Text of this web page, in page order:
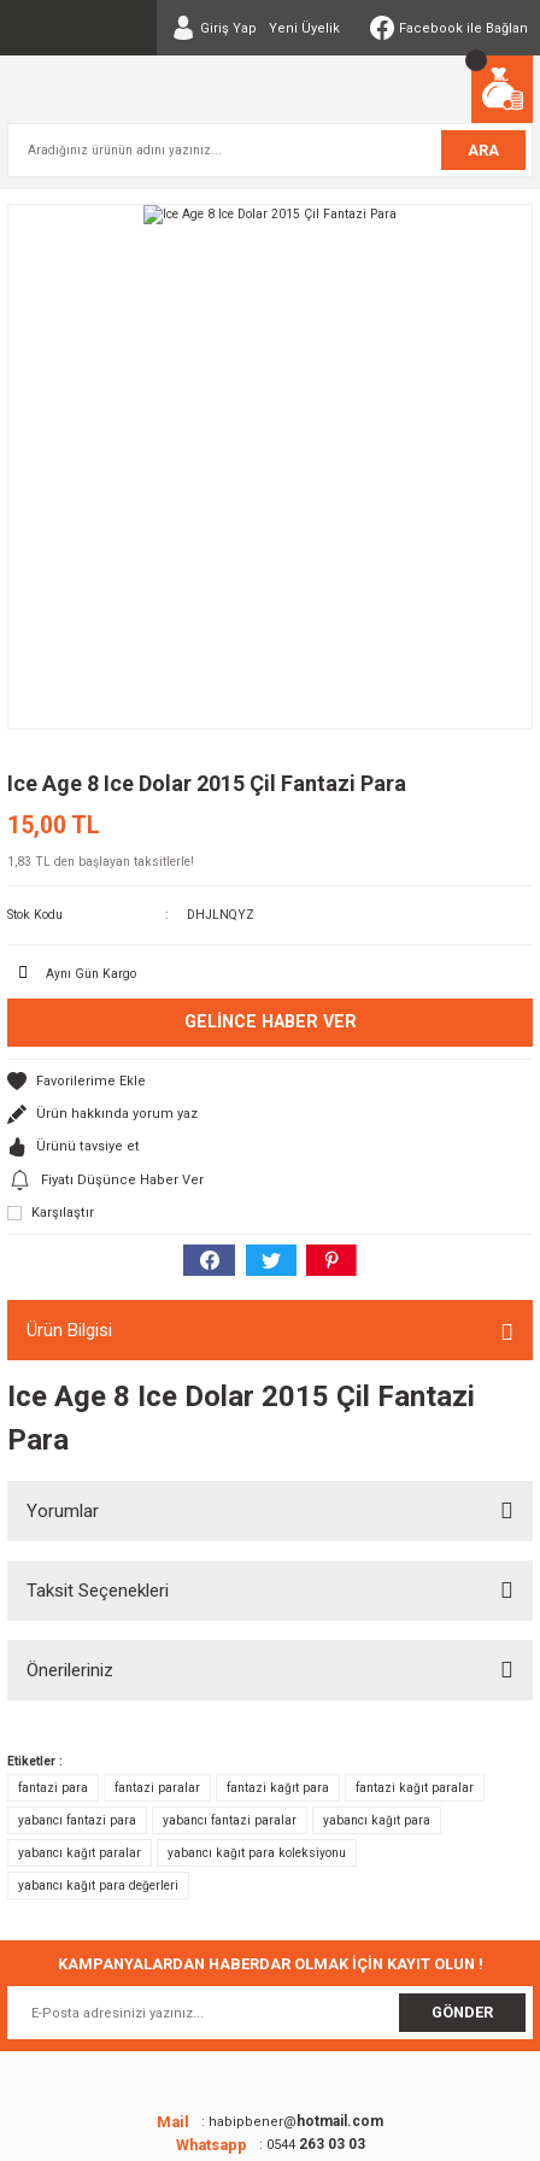
Giriş Yap Yeni Üyelik Facebook ile Bağlan
ARA
Ice Age 8 Ice Dolar 2015 Çil Fantazi Para
15,00 TL
1,83 TL den başlayan taksitlerle!
Stok Kodu DHJLNQYZ
Aynı Gün Kargo
GELINCE HABER VER
Ürün hakkında yorum yaz
Ürünü tavsiye et
Fiyatı Düşünce Haber Ver
Karşılaştır
Ürün Bilgisi
Ice Age 8 Ice Dolar 2015 Çil Fantazi
Para
Yorumlar
Taksit Seçenekleri
Önerileriniz
Görüş ve önerileriniz için teşekkür ederiz.
Ürün resmi kalitesiz, bozuk veya görüntülenemiyor.
Ürün açıklamasında eksik bilgiler bulunuyor.
Ürün fiyatı diğer sitelerden daha pahalı.
Bu ürüne benzer farklı alternatifler olmalı.
Gönder
Etiketler :
fantazi para
fantazi paralar fantazi kağıt para fantazi kağıt paralar
yabancı fantazi para yabancı fantazi paralar yabancı kağıt para
yabancı kağıt paralar yabancı kağıt para koleksiyonu
yabancı kağıt para değerleri
KAMPANYALARDAN HABERDAR OLMAK İÇİN KAYIT OLUN !
GÖNDER
Mail : habipbener@ hotmail.com
Whatsapp : 0544263 03 03